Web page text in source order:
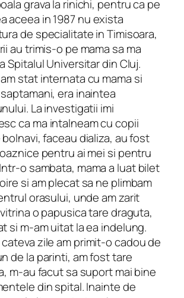
grava la rinichi, pentru ca pe
aceea in 1987 nu exista
de specialitate in Timisoara,
au trimis-o pe mama sa ma
Spitalul Universitar din Cluj.
stat internata cu mama si
era inaintea
La investigatii imi
ca ma intalneam cu copii
faceau dializa, au fost
pentru ai mei si pentru
o sambata, mama a luat bilet
si am plecat sa ne plimbam
orasului, unde am zarit
o papusica tare draguta,
si m-am uitat la ea indelung.
zile am primit-o cadou de
de la parinti, am fost tare
m-au facut sa suport mai bine
din spital. Inainte de